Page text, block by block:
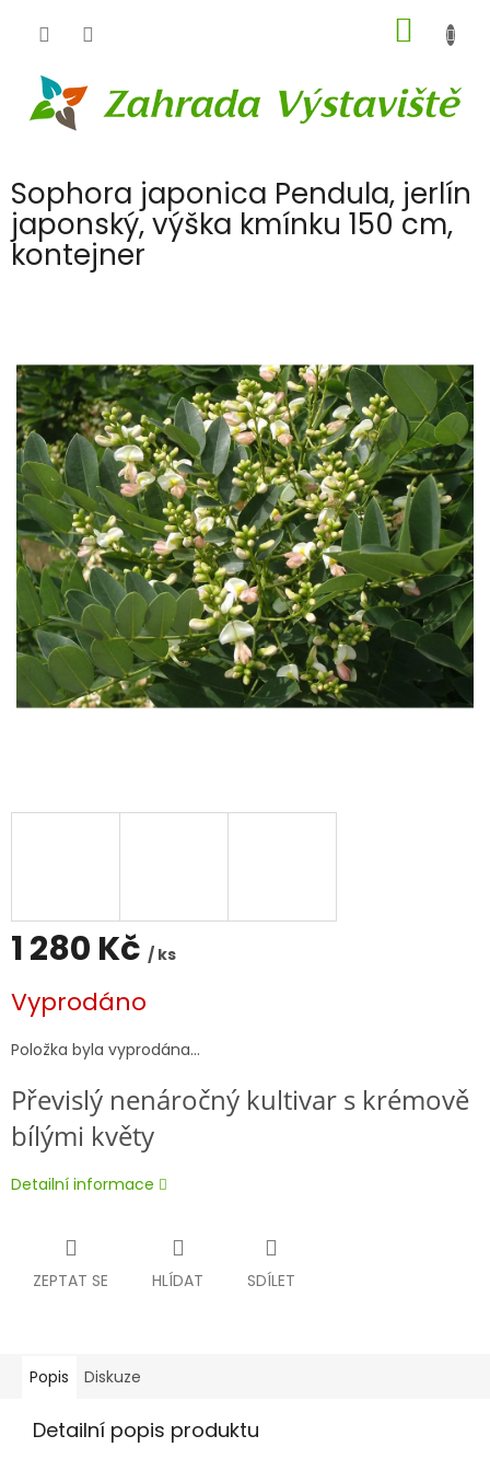
KOŠÍK
Sophora japonica Pendula, jerlín
japonský, výška kmínku 150 cm,
kontejner
1 280 Kč / ks
cena:
Vyprodáno
Položka byla vyprodána…
Převislý nenáročný kultivar s krémově
bílými květy
Detailní informace
ZEPTAT SE HLÍDAT SDÍLET
Popis Diskuze
Detailní popis produktu